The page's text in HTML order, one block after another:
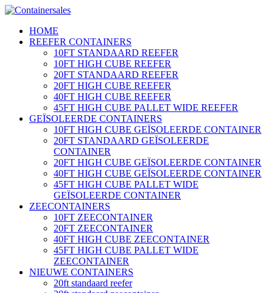
HOME
REEFER CONTAINERS
10FT STANDAARD REEFER
10FT HIGH CUBE REEFER
20FT STANDAARD REEFER
20FT HIGH CUBE REEFER
40FT HIGH CUBE REEFER
45FT HIGH CUBE PALLET WIDE REEFER
GEÏSOLEERDE CONTAINERS
10FT HIGH CUBE GEÏSOLEERDE CONTAINER
20FT STANDAARD GEÏSOLEERDE
CONTAINER
20FT HIGH CUBE GEÏSOLEERDE CONTAINER
40FT HIGH CUBE GEÏSOLEERDE CONTAINER
45FT HIGH CUBE PALLET WIDE
GEÏSOLEERDE CONTAINER
ZEECONTAINERS
10FT ZEECONTAINER
20FT ZEECONTAINER
40FT HIGH CUBE ZEECONTAINER
45FT HIGH CUBE PALLET WIDE
ZEECONTAINER
NIEUWE CONTAINERS
20ft standaard reefer